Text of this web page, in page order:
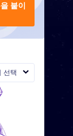
선택
붙이